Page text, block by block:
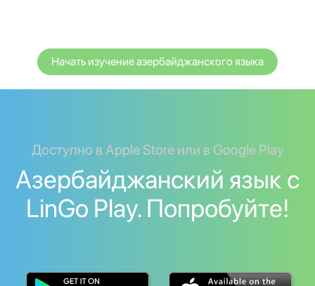
Начать изучение азербайджанского языка
Доступно в Apple Store или в Google Play
Азербайджанский язык с
LinGo Play. Попробуйте!